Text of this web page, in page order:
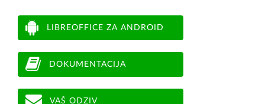
LIBREOFFICE ZA ANDROID
DOKUMENTACIJA
VAŠ ODZIV